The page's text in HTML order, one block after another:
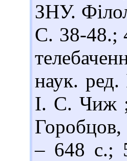
ЗНУ.
С. 38-48.;
наук.
І. С. Чиж
– 648 с.;